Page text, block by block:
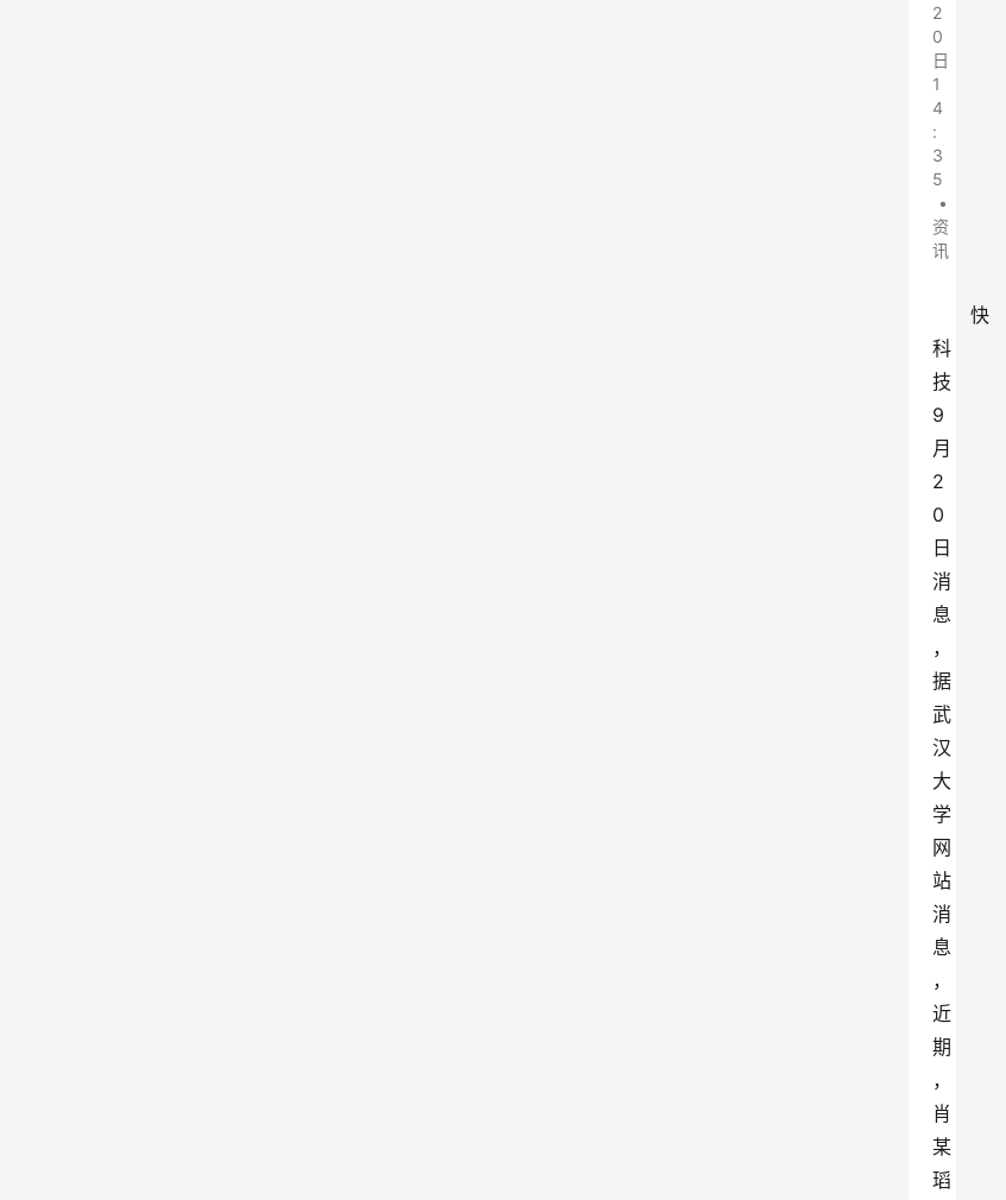
2
0
日
1
4
:
3
5
•
资
讯
快
科
技
9
月
2
0
日
消
息
，
据
武
汉
大
学
网
站
消
息
，
近
期
，
肖
某
瑫